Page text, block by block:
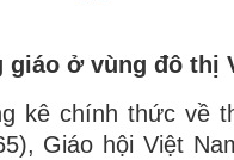
ở vùng đô thị
kê chính thức về
Giáo hội Việt